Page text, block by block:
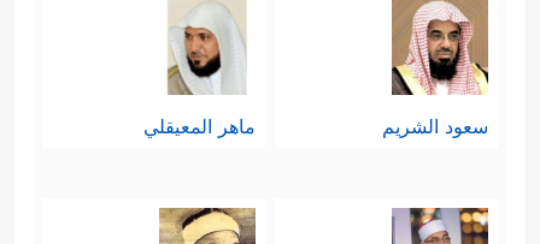
سعود الشريم ماهر المعيقلي